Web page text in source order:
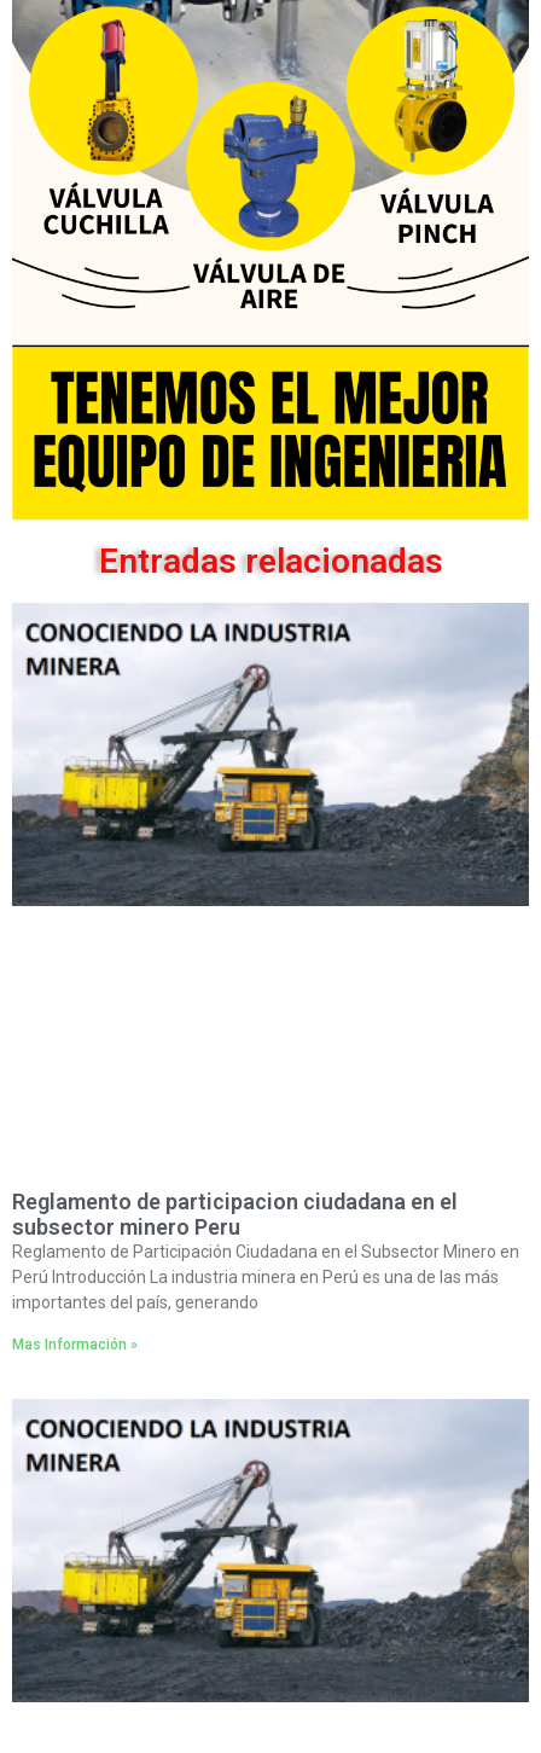
Entradas relacionadas
Reglamento de participacion ciudadana en el
subsector minero Peru
Reglamento de Participación Ciudadana en el Subsector Minero en
Perú Introducción La industria minera en Perú es una de las más
importantes del país, generando
Mas Información »